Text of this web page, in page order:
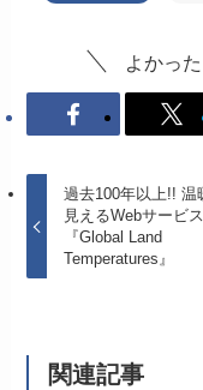
よかっ
過去100年以上!! 温
見えるWebサービ
『Global Land
Temperatures』
関連記事